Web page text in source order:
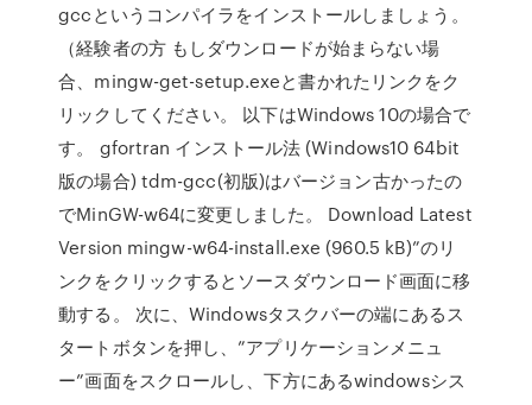
gccというコンパイラをインストールしましょう。
（経験者の方 もしダウンロードが始まらない場
合、mingw-get-setup.exeと書かれたリンクをク
リックしてください。 以下はWindows 10の場合で
す。 gfortran インストール法 (Windows10 64bit
版の場合) tdm-gcc(初版)はバージョン古かったの
でMinGW-w64に変更しました。 Download Latest
Version mingw-w64-install.exe (960.5 kB)”のリ
ンクをクリックするとソースダウンロード画面に移
動する。 次に、Windowsタスクバーの端にあるス
タートボタンを押し、”アプリケーションメニュ
ー”画面をスクロールし、下方にあるwindowsシス